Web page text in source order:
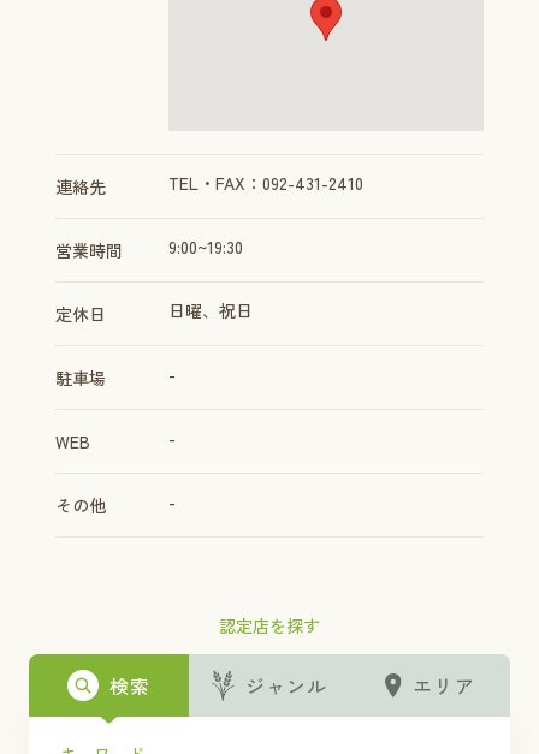
認定店を探す
検索 ジャンル エリア
連絡先 TEL・FAX：092-431-2410
営業時間 9:00~19:30
定休日 日曜、祝日
駐車場 -
WEB -
その他 -